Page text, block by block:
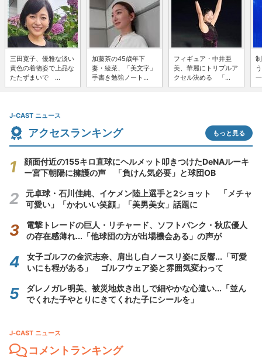
三田寛子、優雅な淡い
黄色の着物姿で上品な
たたずまいで ...
加藤茶の45歳年下
妻・綾菜、「美文字」
手書き勉強ノート...
フィギュア・中井亜
美、華麗にトリプルア
クセル決める 「...
J-CAST ニュース
アクセスランキング もっと見る
顔面付近の155キロ直球にヘルメット叩きつけたDeNAルーキ
ー宮下朝陽に擁護の声 「負けん気必要」と球団OB
元卓球・石川佳純、イケメン陸上選手と2ショット 「メチャ
可愛い」「かわいい笑顔」「美男美女」話題に
電撃トレードの巨人・リチャード、ソフトバンク・秋広優人
の存在感薄れ...「他球団の方が出場機会ある」の声が
女子ゴルフの金沢志奈、肩出し白ノースリ姿に反響...「可愛
いにも程がある」 ゴルフウェア姿と雰囲気変わって
ダレノガレ明美、被災地炊き出しで細やかな心遣い...「並ん
でくれた子やとりにきてくれた子にシールを」
J-CAST ニュース
コメントランキング